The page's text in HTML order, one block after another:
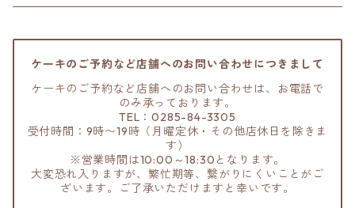
ケーキのご予約など店舗へのお問い合わせにつきまして
ケーキのご予約など店舗へのお問い合わせは、お電話で
のみ承っております。
TEL：0285-84-3305
受付時間：9時〜19時（月曜定休・その他店休日を除きま
す）
※営業時間は10:00～18:30となります。
大変恐れ入りますが、繁忙期等、繋がりにくいことがご
ざいます。ご了承いただけますと幸いです。